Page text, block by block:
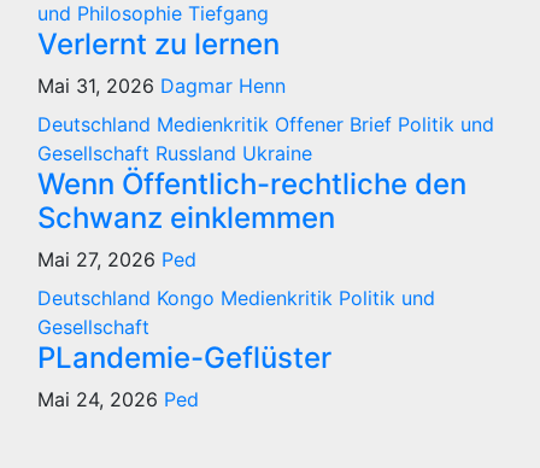
und Philosophie Tiefgang
Verlernt zu lernen
Mai 31, 2026 Dagmar Henn
Deutschland Medienkritik Offener Brief Politik und
Gesellschaft Russland Ukraine
Wenn Öffentlich-rechtliche den
Schwanz einklemmen
Mai 27, 2026 Ped
Deutschland Kongo Medienkritik Politik und
Gesellschaft
PLandemie-Geflüster
Mai 24, 2026 Ped